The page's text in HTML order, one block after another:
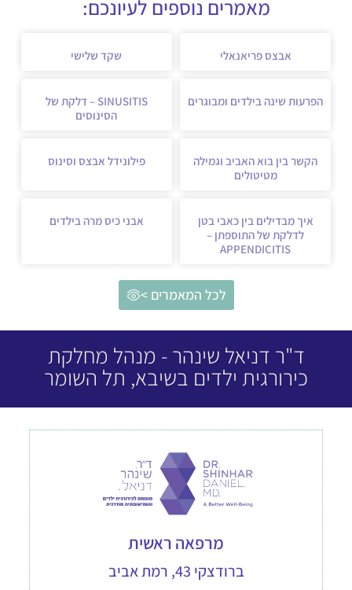
מאמרים נוספים לעיונכם:
אבצס פריאנאלי שקד שלישי
הפרעות שינה בילדים ומבוגרים
SINUSITIS – דלקת של
הסינוסים
הקשר בין בוא האביב וגמילה
מטיטולים
פילונידל אבצס וסינוס
איך מבדילים בין כאבי בטן
לדלקת של התוספתן –
APPENDICITIS
אבני כיס מרה בילדים
לכל המאמרים >
ד"ר דניאל שינהר - מנהל מחלקת
כירורגית ילדים בשיבא, תל השומר
מרפאה ראשית
ברודצקי 43, רמת אביב